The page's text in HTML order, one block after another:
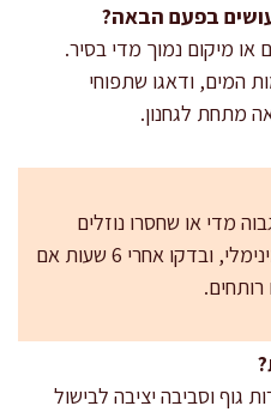
בפעם הבאה?
או מיקום נמוך מדי בסיר.
מ"ל מכמות המים, ודאגו שתפוחי
מתחת לגחנון.
מדי או שחסרו נוזלים
באמצע. שמרו על בעבוע מינימלי, ובדקו אחרי 6 שעות אם
גוף וסביבה יציבה לבישול